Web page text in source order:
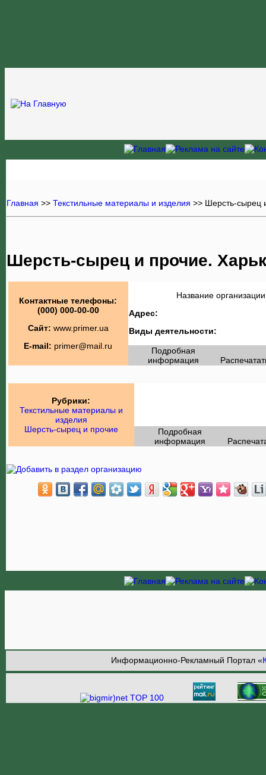
Главная >> Текстильные материалы и изделия >> Шерсть-сырец
Шерсть-сырец и прочие.
Контактные телефоны:
(000) 000-00-00
Сайт: www.primer.ua
E-mail: primer@mail.ru
Название организации
Адрес:
Виды деятельности:
Подробная
информация
Рубрики:
Текстильные материалы и
изделия
Шерсть-сырец и прочие
Подробная
информация
Информационно-Рекламный Портал «